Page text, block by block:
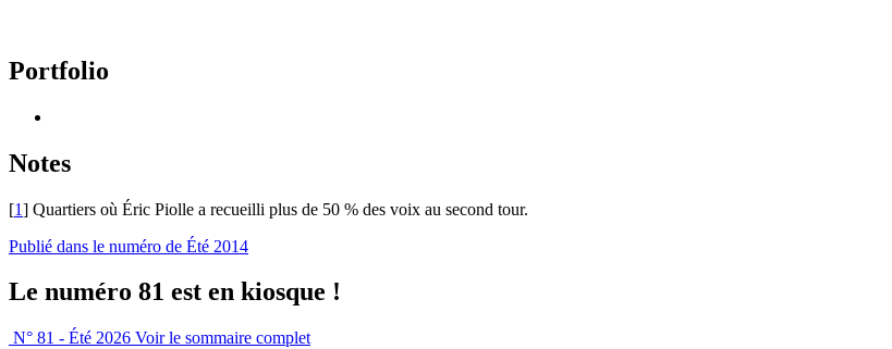
Portfolio
Notes
[1] Quartiers où Éric Piolle a recueilli plus de 50 % des voix au second tour.
Publié dans le numéro de Été 2014
Le numéro 81 est en kiosque !
N° 81 - Été 2026 Voir le sommaire complet